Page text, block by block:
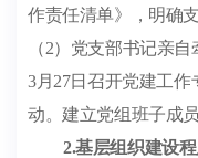
作责任清单》，明确
（2）党支部书记亲自
3月 27日召开党建工作
动。建立党组班子成
2.基层组织建设